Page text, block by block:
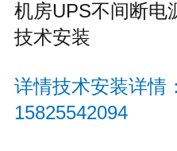
机房UPS不间断电
技术安装
详情技术安装详情
15825542094